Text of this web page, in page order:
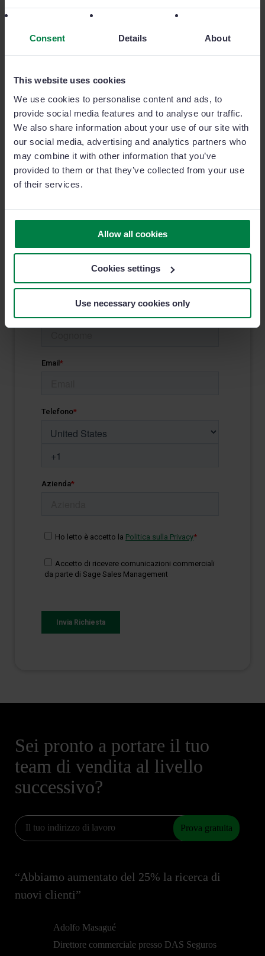
Consent Details About
This website uses cookies
We use cookies to personalise content and ads, to
provide social media features and to analyse our traffic.
We also share information about your use of our site with
our social media, advertising and analytics partners who
may combine it with other information that you’ve
provided to them or that they’ve collected from your use
of their services.
Allow all cookies
Cookies settings
Use necessary cookies only
dall’azienda e permette di riunirli in un’unica piattaforma,
certificazione ISO 27001
garantisce la sicurezza dei dati).
lato
la prova gratuita di 14 giorni
Ti potrebbe interessare anche:
CRM Rete Vendita
CRM per venditori
Gestione del Ciclo di Vendita
Sei pronto a portare il tuo
team di vendita al livello
successivo?
Prova gratuita
“Abbiamo aumentato del 25% la ricerca di
nuovi clienti”
Adolfo Masagué
Direttore commerciale presso DAS Seguros